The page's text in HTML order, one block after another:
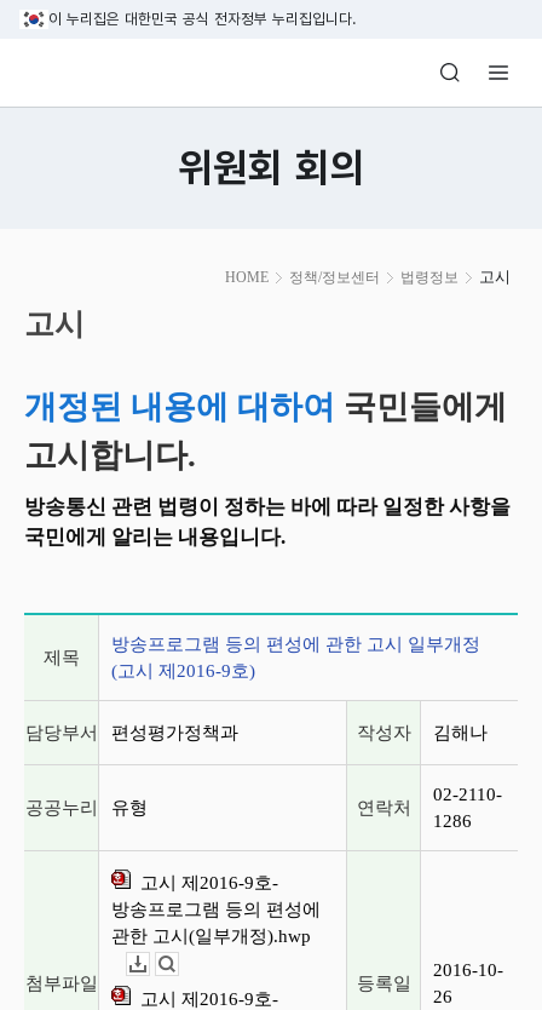
본문 바로가기
이 누리집은 대한민국 공식 전자정부 누리집입니다.
방송미디어통신위원회 Korea Media
위원회 회의
HOME 정책/정보센터 법령정보 고시
시
작
고시
개정된 내용에 대하여 국민들에게
고시합니다.
방송통신 관련 법령이 정하는 바에 따라 일정한 사항을
국민에게 알리는 내용입니다.
제목
방송프로그램 등의 편성에 관한 고시 일부개정
(고시 제2016-9호)
담당부서 편성평가정책과 작성자 김해나
공공누리 유형 연락처
02-2110-
1286
첨부파일
고시 제2016-9호-
방송프로그램 등의 편성에
관한 고시(일부개정).hwp
고시 제2016-9호-
등록일
2016-10-
26